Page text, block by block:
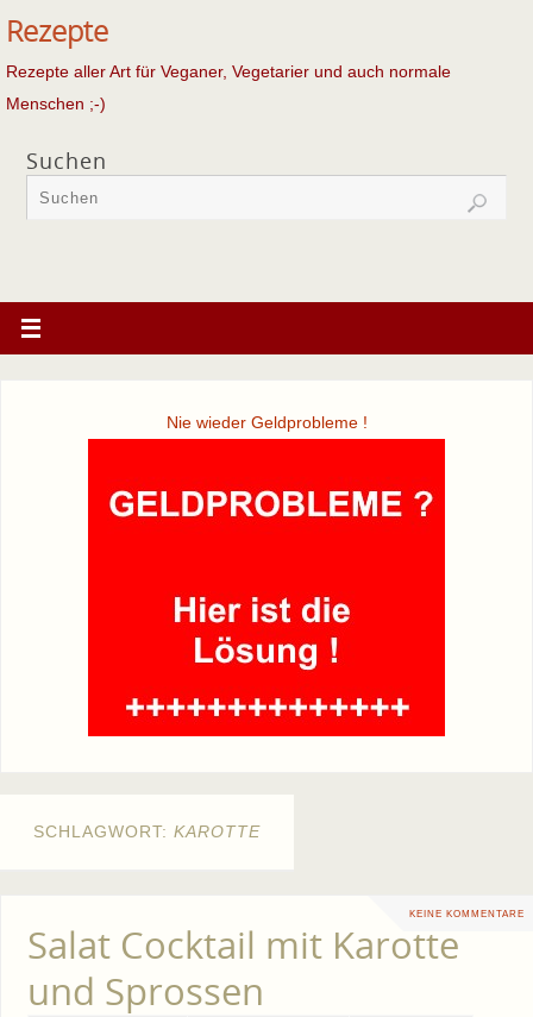
Rezepte
Rezepte aller Art für Veganer, Vegetarier und auch normale
Menschen ;-)
Suchen
Nie wieder Geldprobleme !
SCHLAGWORT: KAROTTE
KEINE KOMMENTARE
Salat Cocktail mit Karotte
und Sprossen